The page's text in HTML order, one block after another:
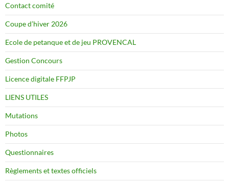
Contact comité
Coupe d’hiver 2026
Ecole de petanque et de jeu PROVENCAL
Gestion Concours
Licence digitale FFPJP
LIENS UTILES
Mutations
Photos
Questionnaires
Règlements et textes officiels